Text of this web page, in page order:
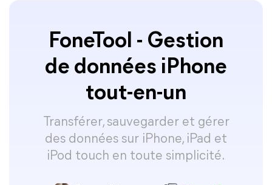
FoneTool - Gestion
de données iPhone
tout-en-un
Transférer, sauvegarder et gérer
des données sur iPhone, iPad et
iPod touch en toute simplicité.